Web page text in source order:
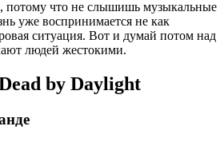
потому что не слышишь музыкальные
уже воспринимается не как
ситуация. Вот и думай потом над
людей жестокими.
by Daylight